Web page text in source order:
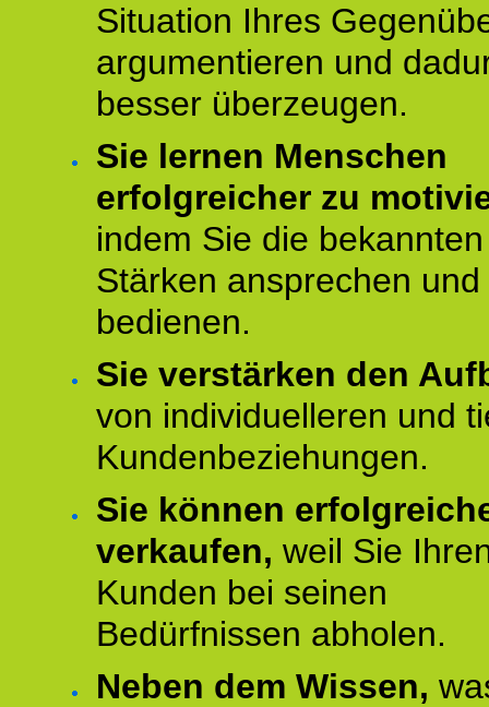
Situation Ihres
argumentieren und
besser überzeugen.
Sie lernen Menschen
erfolgreicher zu
indem Sie die bekannten
Stärken ansprechen und
bedienen.
Sie verstärken den
von individuelleren und
Kundenbeziehungen.
Sie können
verkaufen, weil Sie
Kunden bei seinen
Bedürfnissen abholen.
Neben dem Wissen,